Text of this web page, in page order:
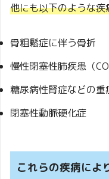
他にも以下のような
骨粗鬆症に伴う骨折
慢性閉塞性肺疾患（
糖尿病性腎症などの
閉塞性動脈硬化症
これらの疾病によ